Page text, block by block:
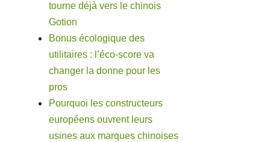
tourne déjà vers le chinois
Gotion
Bonus écologique des
utilitaires : l’éco-score va
changer la donne pour les
pros
Pourquoi les constructeurs
européens ouvrent leurs
usines aux marques chinoises